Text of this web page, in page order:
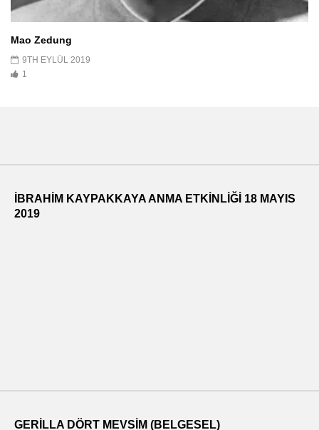
Mao Zedung
9TH EYLÜL 2019
1
İBRAHİM KAYPAKKAYA ANMA ETKİNLİĞİ 18 MAYIS
2019
GERILLA DÖRT MEVSIM (BELGESEL)